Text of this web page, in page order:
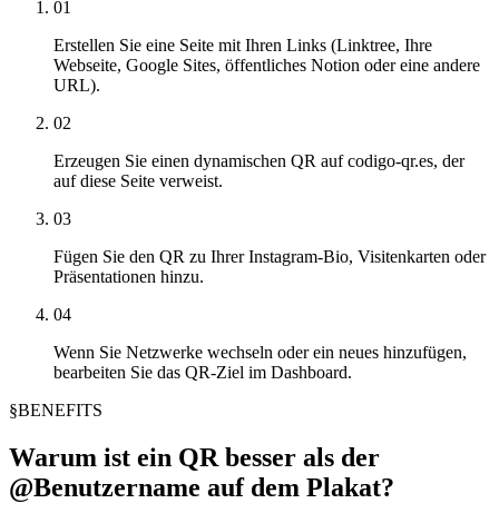
01
Erstellen Sie eine Seite mit Ihren Links (Linktree, Ihre
Webseite, Google Sites, öffentliches Notion oder eine andere
URL).
02
Erzeugen Sie einen dynamischen QR auf codigo-qr.es, der
auf diese Seite verweist.
03
Fügen Sie den QR zu Ihrer Instagram-Bio, Visitenkarten oder
Präsentationen hinzu.
04
Wenn Sie Netzwerke wechseln oder ein neues hinzufügen,
bearbeiten Sie das QR-Ziel im Dashboard.
§BENEFITS
Warum ist ein QR besser als der
@Benutzername auf dem Plakat?